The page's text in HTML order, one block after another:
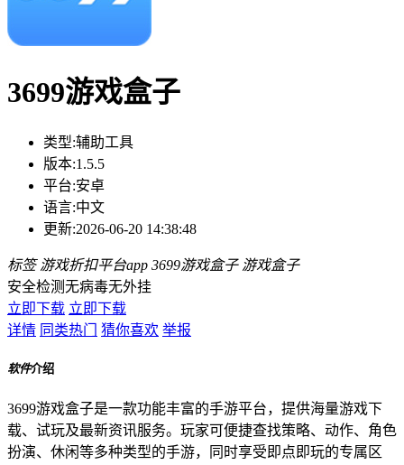
3699游戏盒子
类型:辅助工具
版本:1.5.5
平台:安卓
语言:中文
更新:2026-06-20 14:38:48
标签 游戏折扣平台app 3699游戏盒子 游戏盒子
安全检测无病毒无外挂
立即下载 立即下载
详情 同类热门 猜你喜欢 举报
软件介绍
3699游戏盒子是一款功能丰富的手游平台，提供海量游戏下
载、试玩及最新资讯服务。玩家可便捷查找策略、动作、角色
扮演、休闲等多种类型的手游，同时享受即点即玩的专属区